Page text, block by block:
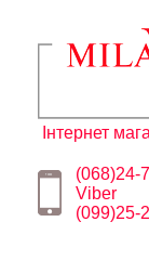
Інтернет
(068)24-
Viber
(099)25-